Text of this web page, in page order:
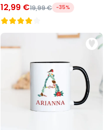
12,99 €19,99 € -35%